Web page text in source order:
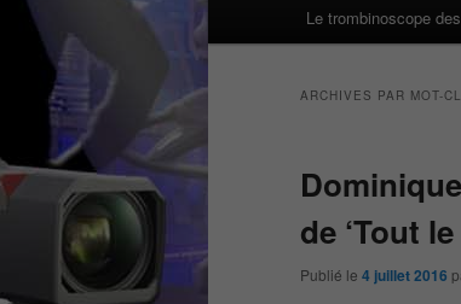
Le trombinoscope
ARCHIVES PAR MOT-
de ‘Tout
Publié le 4 juillet 2016